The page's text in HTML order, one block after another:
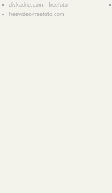
divkadne.com - freefoto
freevideo-freefoto.com